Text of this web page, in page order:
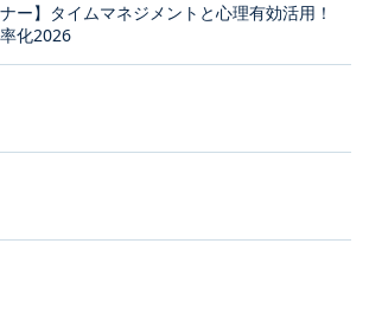
ー】タイムマネジメントと心理有効活用！
化2026